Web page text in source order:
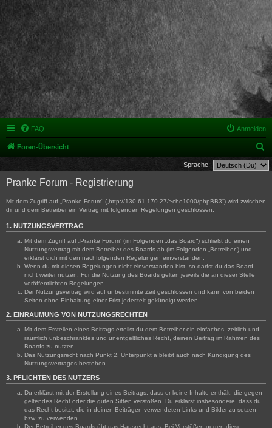
FAQ Anmelden
Foren-Übersicht
u
Sprache:
Pranke Forum - Registrierung
Mit dem Zugriff auf „Pranke Forum“ („http://130.61.170.27/~cho1000/phpBB3“) wird zwischen
dir und dem Betreiber ein Vertrag mit folgenden Regelungen geschlossen:
1. NUTZUNGSVERTRAG
Mit dem Zugriff auf „Pranke Forum“ (im Folgenden „das Board“) schließt du einen
Nutzungsvertrag mit dem Betreiber des Boards ab (im Folgenden „Betreiber“) und
erklärst dich mit den nachfolgenden Regelungen einverstanden.
Wenn du mit diesen Regelungen nicht einverstanden bist, so darfst du das Board
nicht weiter nutzen. Für die Nutzung des Boards gelten jeweils die an dieser Stelle
veröffentlichten Regelungen.
Der Nutzungsvertrag wird auf unbestimmte Zeit geschlossen und kann von beiden
Seiten ohne Einhaltung einer Frist jederzeit gekündigt werden.
2. EINRÄUMUNG VON NUTZUNGSRECHTEN
Mit dem Erstellen eines Beitrags erteilst du dem Betreiber ein einfaches, zeitlich und
räumlich unbeschränktes und unentgeltliches Recht, deinen Beitrag im Rahmen des
Boards zu nutzen.
Das Nutzungsrecht nach Punkt 2, Unterpunkt a bleibt auch nach Kündigung des
Nutzungsvertrages bestehen.
3. PFLICHTEN DES NUTZERS
Du erklärst mit der Erstellung eines Beitrags, dass er keine Inhalte enthält, die gegen
geltendes Recht oder die guten Sitten verstoßen. Du erklärst insbesondere, dass du
das Recht besitzt, die in deinen Beiträgen verwendeten Links und Bilder zu setzen
bzw. zu verwenden.
Der Betreiber des Boards übt das Hausrecht aus. Bei Verstößen gegen diese